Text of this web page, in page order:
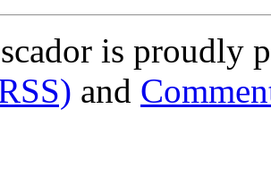
is proudly
and